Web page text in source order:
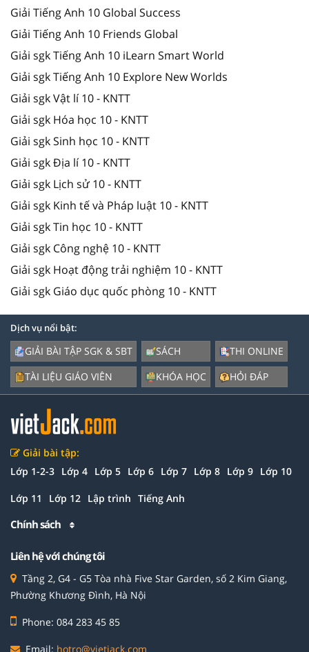
Giải Tiếng Anh 10 Global Success
Giải Tiếng Anh 10 Friends Global
Giải sgk Tiếng Anh 10 iLearn Smart World
Giải sgk Tiếng Anh 10 Explore New Worlds
Giải sgk Vật lí 10 - KNTT
Giải sgk Hóa học 10 - KNTT
Giải sgk Sinh học 10 - KNTT
Giải sgk Địa lí 10 - KNTT
Giải sgk Lịch sử 10 - KNTT
Giải sgk Kinh tế và Pháp luật 10 - KNTT
Giải sgk Tin học 10 - KNTT
Giải sgk Công nghệ 10 - KNTT
Giải sgk Hoạt động trải nghiệm 10 - KNTT
Giải sgk Giáo dục quốc phòng 10 - KNTT
Dịch vụ nổi bật:
GIẢI BÀI TẬP SGK & SBT
TÀI LIỆU GIÁO VIÊN
SÁCH
KHÓA HỌC
THI ONLINE
HỎI ĐÁP
Giải bài tập:
Lớp 1-2-3 Lớp 4 Lớp 5 Lớp 6 Lớp 7 Lớp 8 Lớp 9 Lớp 10
Lớp 11 Lớp 12 Lập trình Tiếng Anh
Chính sách
Liên hệ với chúng tôi
Tầng 2, G4 - G5 Tòa nhà Five Star Garden, số 2 Kim Giang,
Phường Khương Đình, Hà Nội
Phone: 084 283 45 85
Email: hotro@vietjack.com